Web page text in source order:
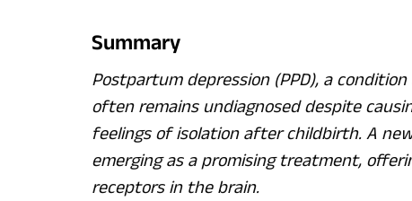
Summary
Postpartum depression (PPD), a
often remains undiagnosed despite
feelings of isolation after childbirth. A
emerging as a promising treatment,
receptors in the brain.